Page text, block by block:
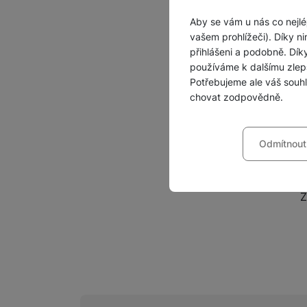
Aby se vám u nás co
vašem prohlížeči). Díky
přihlášeni a podobně.
používáme k dalšímu
Potřebujeme ale váš
chovat zodpovědně.
Nastavení
bez těchto
Technické cookies